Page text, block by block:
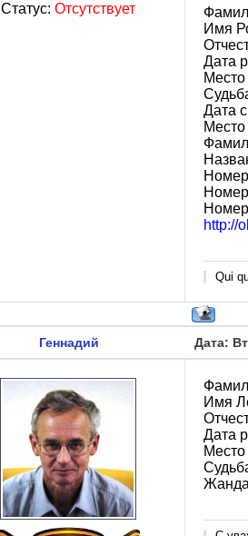
Статус: Отсутствует
Имя
Дата
Дата
http://
Qui
Геннадий Дата:
Имя
Дата